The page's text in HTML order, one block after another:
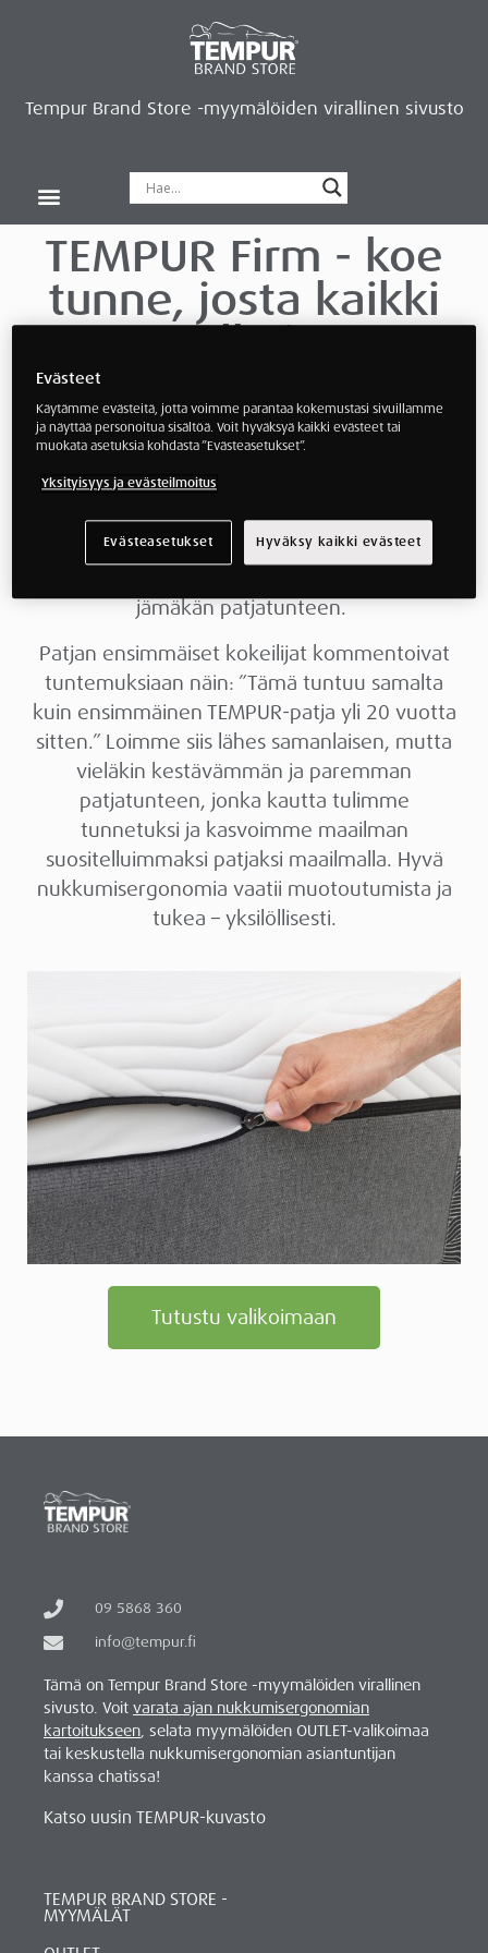
Tempur Brand Store -myymälöiden virallinen sivusto
TEMPUR Firm - koe
tunne, josta kaikki
alkoi
Jotkut kokevat mukavuuden pehmeytenä,
mutta niin ei ole useimmilla. FIRM-tunne
Huomasimme mallistoon tarvittavan Original-
patjaa tukevamman, myös isoja ja
painavampia nukkujia helposti kestävän, ja
jämäkän patjatunteen.
Patjan ensimmäiset kokeilijat kommentoivat
tuntemuksiaan näin: ”Tämä tuntuu samalta
kuin ensimmäinen TEMPUR-patja yli 20 vuotta
sitten.” Loimme siis lähes samanlaisen, mutta
vieläkin kestävämmän ja paremman
patjatunteen, jonka kautta tulimme
tunnetuksi ja kasvoimme maailman
suositelluimmaksi patjaksi maailmalla. Hyvä
nukkumisergonomia vaatii muotoutumista ja
tukea – yksilöllisesti.
Tutustu valikoimaan
09 5868 360
info@tempur.fi
Tämä on Tempur Brand Store -myymälöiden virallinen
sivusto. Voit varata ajan nukkumisergonomian
kartoitukseen, selata myymälöiden OUTLET-valikoimaa
tai keskustella nukkumisergonomian asiantuntijan
kanssa chatissa!
Katso uusin TEMPUR-kuvasto
TEMPUR BRAND STORE -
MYYMÄLÄT
Evästeet
Käytämme evästeitä, jotta voimme parantaa kokemustasi sivuillamme
ja näyttää personoitua sisältöä. Voit hyväksyä kaikki evästeet tai
muokata asetuksia kohdasta ”Evästeasetukset”.
Yksityisyys ja evästeilmoitus
Evästeasetukset Hyväksy kaikki evästeet